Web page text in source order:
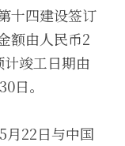
十四建设签订
额由人民币2
竣工日期由
日。
月22日与中国